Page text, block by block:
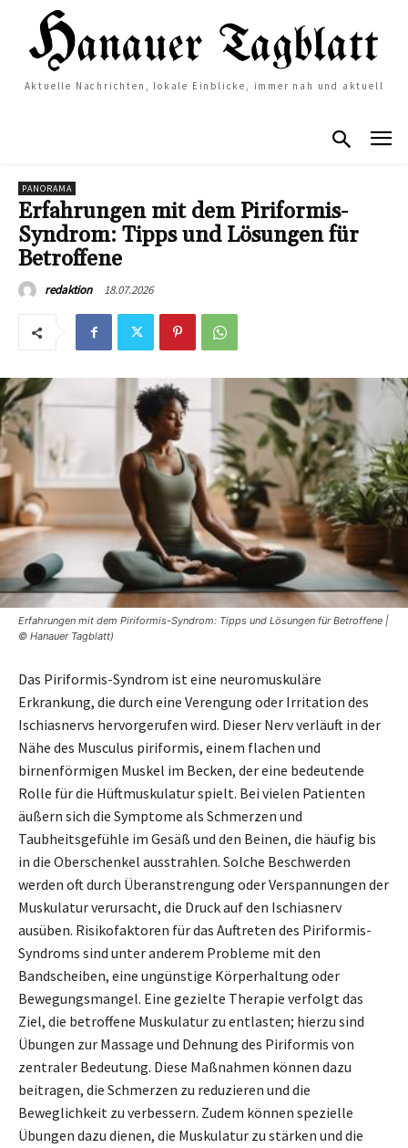
Aktuelle Nachrichten, lokale Einblicke, immer nah und aktuell
PANORAMA
Erfahrungen mit dem Piriformis-
Syndrom: Tipps und Lösungen für
Betroffene
redaktion 18.07.2026
Erfahrungen mit dem Piriformis-Syndrom: Tipps und Lösungen für Betroffene |
© Hanauer Tagblatt)
Das Piriformis-Syndrom ist eine neuromuskuläre
Erkrankung, die durch eine Verengung oder Irritation des
Ischiasnervs hervorgerufen wird. Dieser Nerv verläuft in der
Nähe des Musculus piriformis, einem flachen und
birnenförmigen Muskel im Becken, der eine bedeutende
Rolle für die Hüftmuskulatur spielt. Bei vielen Patienten
äußern sich die Symptome als Schmerzen und
Taubheitsgefühle im Gesäß und den Beinen, die häufig bis
in die Oberschenkel ausstrahlen. Solche Beschwerden
werden oft durch Überanstrengung oder Verspannungen der
Muskulatur verursacht, die Druck auf den Ischiasnerv
ausüben. Risikofaktoren für das Auftreten des Piriformis-
Syndroms sind unter anderem Probleme mit den
Bandscheiben, eine ungünstige Körperhaltung oder
Bewegungsmangel. Eine gezielte Therapie verfolgt das
Ziel, die betroffene Muskulatur zu entlasten; hierzu sind
Übungen zur Massage und Dehnung des Piriformis von
zentraler Bedeutung. Diese Maßnahmen können dazu
beitragen, die Schmerzen zu reduzieren und die
Beweglichkeit zu verbessern. Zudem können spezielle
Übungen dazu dienen, die Muskulatur zu stärken und die